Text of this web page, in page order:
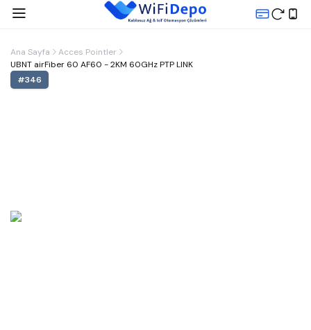
Ana Sayfa
Acces Pointler
UBNT airFiber 60 AF60 - 2KM 60GHz PTP LINK
#346